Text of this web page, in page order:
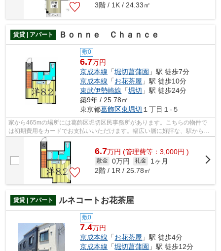
3階 / 1K / 24.33㎡
賃貸 | アパート Ｂｏｎｎｅ Ｃｈａｎｃｅ
敷0
6.7万円
京成本線 「堀切菖蒲園 」駅 徒歩7分
京成本線 「お花茶屋 」駅 徒歩10分
東武伊勢崎線 「堀切 」駅 徒歩24分
築9年 / 25.78㎡
東京都葛飾区東堀切 １丁目１-５
家から465mの場所には葛飾区堀切区民事務所があります。こちらの物件で
は初期費用をカードでお支払いいただけます。幅広い層に好評な、駅から徒
歩7分に立地する物件です。築9年の物件...
6.7万円 (管理費等：3,000円 )
敷金 0万円 礼金
1ヶ月
2階 / 1R / 25.78㎡
賃貸 | アパート ルネコートお花茶屋
敷0
7.4万円
京成本線 「お花茶屋 」駅 徒歩4分
京成本線 「堀切菖蒲園 」駅 徒歩12分